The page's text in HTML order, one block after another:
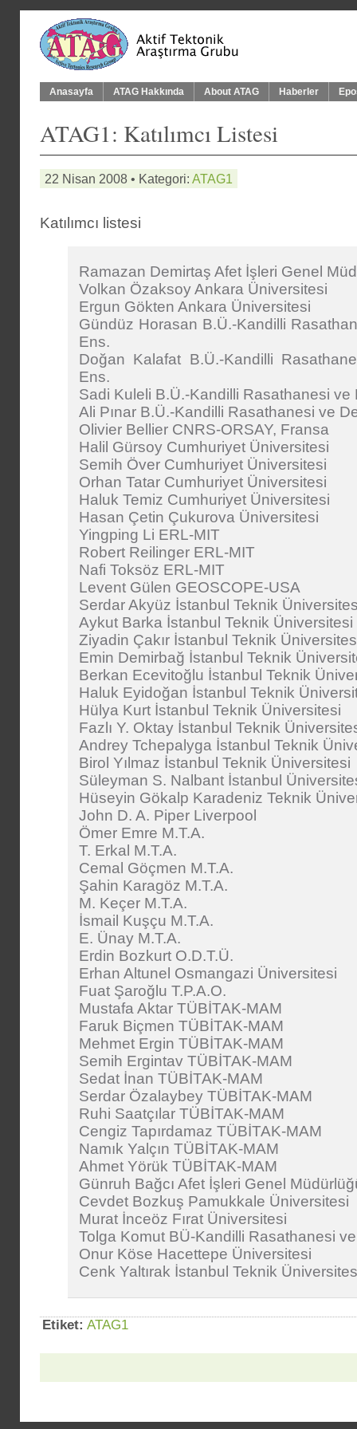
Anasayfa ATAG Hakkında About ATAG Haberler
ATAG1: Katılımcı Listesi
22 Nisan 2008 • Kategori: ATAG1
Katılımcı listesi
Ramazan Demirtaş Afet İşleri Genel
Volkan Özaksoy Ankara Üniversitesi
Ergun Gökten Ankara Üniversitesi
Gündüz Horasan B.Ü.-Kandilli
Ens.
Doğan Kalafat B.Ü.-Kandilli
Ens.
Sadi Kuleli B.Ü.-Kandilli Rasathanesi ve
Ali Pınar B.Ü.-Kandilli Rasathanesi ve
Olivier Bellier CNRS-ORSAY, Fransa
Halil Gürsoy Cumhuriyet Üniversitesi
Semih Över Cumhuriyet Üniversitesi
Orhan Tatar Cumhuriyet Üniversitesi
Haluk Temiz Cumhuriyet Üniversitesi
Hasan Çetin Çukurova Üniversitesi
Yingping Li ERL-MIT
Robert Reilinger ERL-MIT
Nafi Toksöz ERL-MIT
Levent Gülen GEOSCOPE-USA
Serdar Akyüz İstanbul Teknik
Aykut Barka İstanbul Teknik Üniversitesi
Ziyadin Çakır İstanbul Teknik
Emin Demirbağ İstanbul Teknik
Berkan Ecevitoğlu İstanbul Teknik
Haluk Eyidoğan İstanbul Teknik
Hülya Kurt İstanbul Teknik Üniversitesi
Fazlı Y. Oktay İstanbul Teknik
Andrey Tchepalyga İstanbul Teknik
Birol Yılmaz İstanbul Teknik Üniversitesi
Süleyman S. Nalbant İstanbul
Hüseyin Gökalp Karadeniz Teknik
John D. A. Piper Liverpool
Ömer Emre M.T.A.
T. Erkal M.T.A.
Cemal Göçmen M.T.A.
Şahin Karagöz M.T.A.
M. Keçer M.T.A.
İsmail Kuşçu M.T.A.
E. Ünay M.T.A.
Erdin Bozkurt O.D.T.Ü.
Erhan Altunel Osmangazi Üniversitesi
Fuat Şaroğlu T.P.A.O.
Mustafa Aktar TÜBİTAK-MAM
Faruk Biçmen TÜBİTAK-MAM
Mehmet Ergin TÜBİTAK-MAM
Semih Ergintav TÜBİTAK-MAM
Sedat İnan TÜBİTAK-MAM
Serdar Özalaybey TÜBİTAK-MAM
Ruhi Saatçılar TÜBİTAK-MAM
Cengiz Tapırdamaz TÜBİTAK-MAM
Namık Yalçın TÜBİTAK-MAM
Ahmet Yörük TÜBİTAK-MAM
Günruh Bağcı Afet İşleri Genel
Cevdet Bozkuş Pamukkale Üniversitesi
Murat İnceöz Fırat Üniversitesi
Tolga Komut BÜ-Kandilli Rasathanesi
Onur Köse Hacettepe Üniversitesi
Cenk Yaltırak İstanbul Teknik
Etiket: ATAG1